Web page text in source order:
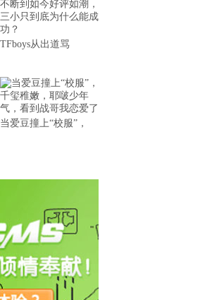
TFboys从出道骂
当爱豆撞上“校服”，